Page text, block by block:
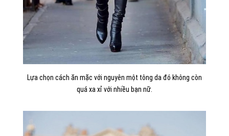
Lựa chọn cách ăn mặc với nguyên một tông da đó không còn
quá xa xỉ với nhiều bạn nữ.